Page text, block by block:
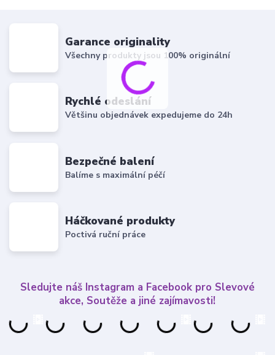
Garance originality
Všechny produkty jsou 100% originální
Rychlé odeslání
Většinu objednávek expedujeme do 24h
Bezpečné balení
Balíme s maximální péčí
Háčkované produkty
Poctivá ruční práce
Sledujte náš Instagram a Facebook pro Slevové
akce, Soutěže a jiné zajímavosti!